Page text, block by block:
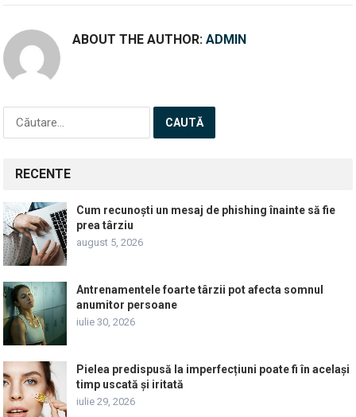
ABOUT THE AUTHOR:ADMIN
Caută
după:
RECENTE
Cum recunoști un mesaj de phishing înainte să fie
prea târziu
august 5, 2026
Antrenamentele foarte târzii pot afecta somnul
anumitor persoane
iulie 30, 2026
Pielea predispusă la imperfecțiuni poate fi în același
timp uscată și iritată
iulie 29, 2026